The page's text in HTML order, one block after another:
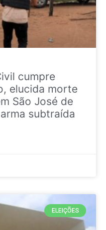
cumpre
elucida morte
São José de
subtraída
ELEIÇÕES